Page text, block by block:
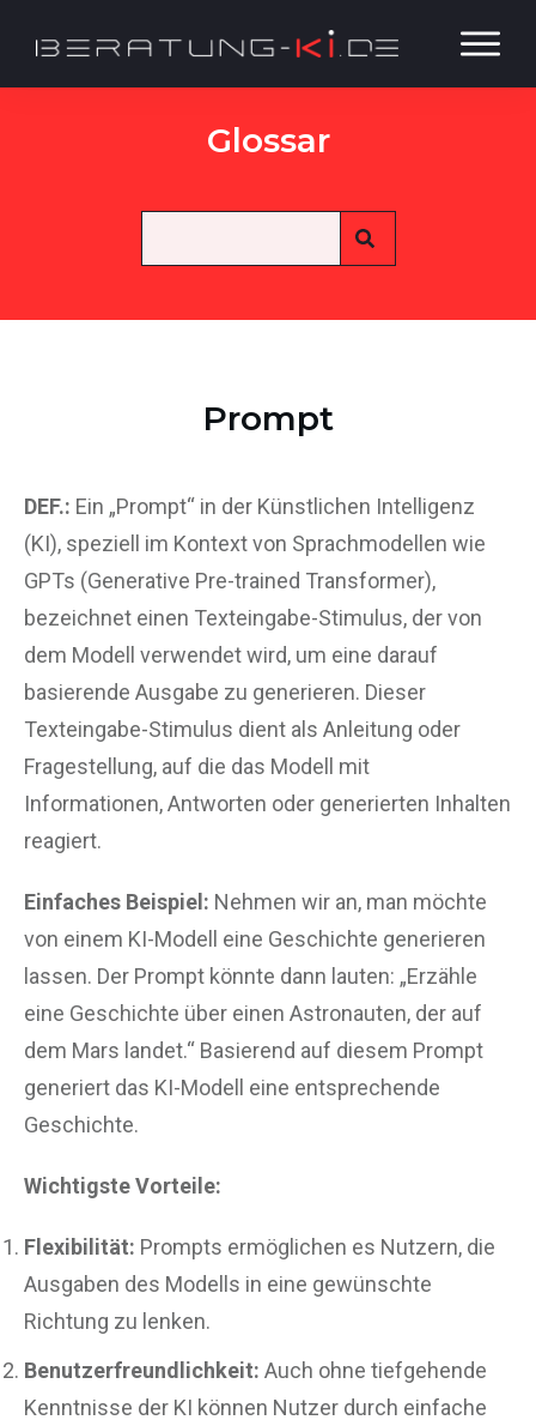
Glossar
Prompt
DEF.: Ein „Prompt“ in der Künstlichen Intelligenz
(KI), speziell im Kontext von Sprachmodellen wie
GPTs (Generative Pre-trained Transformer),
bezeichnet einen Texteingabe-Stimulus, der von
dem Modell verwendet wird, um eine darauf
basierende Ausgabe zu generieren. Dieser
Texteingabe-Stimulus dient als Anleitung oder
Fragestellung, auf die das Modell mit
Informationen, Antworten oder generierten Inhalten
reagiert.
Einfaches Beispiel: Nehmen wir an, man möchte
von einem KI-Modell eine Geschichte generieren
lassen. Der Prompt könnte dann lauten: „Erzähle
eine Geschichte über einen Astronauten, der auf
dem Mars landet.“ Basierend auf diesem Prompt
generiert das KI-Modell eine entsprechende
Geschichte.
Wichtigste Vorteile:
Flexibilität: Prompts ermöglichen es Nutzern, die
Ausgaben des Modells in eine gewünschte
Richtung zu lenken.
Benutzerfreundlichkeit: Auch ohne tiefgehende
Kenntnisse der KI können Nutzer durch einfache